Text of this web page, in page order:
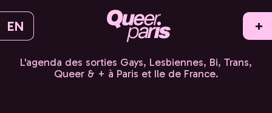
EN +
L'agenda des sorties Gays, Lesbiennes, Bi, Trans,
Queer & + à Paris et Ile de France.